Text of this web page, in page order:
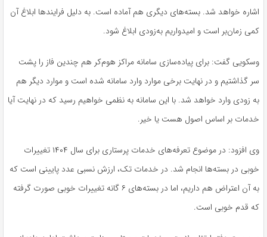
اشاره خواهد شد. بسته‌های دیگری هم آماده است. به دلیل فرایندها ابلاغ آن
کمی زمان‌بر است و امیدواریم به‌زودی ابلاغ شود.
وسکویی گفت: برای پیاده‌سازی سامانه مراکز هوم‌کر هم چندین فاز را پشت
سر گذاشتیم و در نهایت برخی موارد وارد سامانه شده است و موارد دیگر هم
به زودی وارد خواهد شد. با این سامانه به نظمی خواهیم رسید که در نهایت آیا
خدمات بر اساس اصول هست یا خیر.
وی افزود: در موضوع تعرفه‌های خدمات پرستاری برای سال ۱۴۰۴ تغییرات
خوبی در بسته‌ها انجام شد. در خدمات تک، ارزش نسبی عدد پایینی است که
به آن اعتراض هم داریم، اما در بسته‌های ۶
گانه تغییرات خوبی صورت گرفته
که قدم خوبی است.